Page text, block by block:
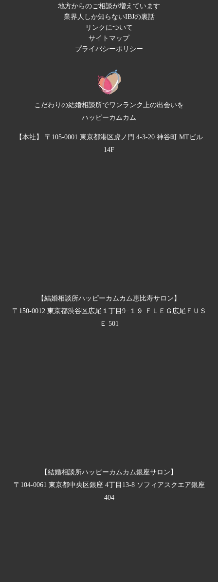
地方からのご相談が増えています
業界人しか知らないIBJの裏話
リンクについて
サイトマップ
プライバシーポリシー
こだわりの結婚相談所でワンランク上の出会いを
ハッピーカムカム
【本社】 〒105-0001 東京都港区虎ノ門 4-3-20 神谷町 MTビル
14F
【結婚相談所ハッピーカムカム恵比寿サロン】
〒150-0012 東京都渋谷区広尾１丁目9−１９ ＦＬＥＧ広尾ＦＵＳ
Ｅ 501
【結婚相談所ハッピーカムカム銀座サロン】
〒104-0061 東京都中央区銀座 4丁目13-8 ソフィアスクエア銀座
404